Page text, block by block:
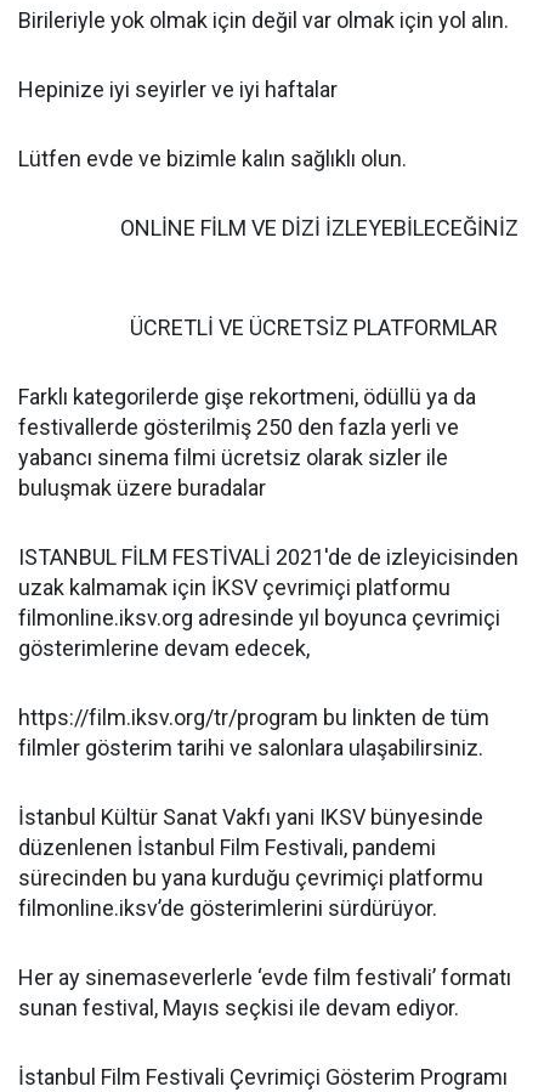
Birileriyle yok olmak için değil var olmak için yol alın.
Hepinize iyi seyirler ve iyi haftalar
Lütfen evde ve bizimle kalın sağlıklı olun.
ONLİNE FİLM VE DİZİ İZLEYEBİLECEĞİNİZ
ÜCRETLİ VE ÜCRETSİZ PLATFORMLAR
Farklı kategorilerde gişe rekortmeni, ödüllü ya da
festivallerde gösterilmiş 250 den fazla yerli ve
yabancı sinema filmi ücretsiz olarak sizler ile
buluşmak üzere buradalar
ISTANBUL FİLM FESTİVALİ 2021'de de izleyicisinden
uzak kalmamak için İKSV çevrimiçi platformu
filmonline.iksv.org adresinde yıl boyunca çevrimiçi
gösterimlerine devam edecek,
https://film.iksv.org/tr/program bu linkten de tüm
filmler gösterim tarihi ve salonlara ulaşabilirsiniz.
İstanbul Kültür Sanat Vakfı yani IKSV bünyesinde
düzenlenen İstanbul Film Festivali, pandemi
sürecinden bu yana kurduğu çevrimiçi platformu
filmonline.iksv’de gösterimlerini sürdürüyor.
Her ay sinemaseverlerle ‘evde film festivali’ formatı
sunan festival, Mayıs seçkisi ile devam ediyor.
İstanbul Film Festivali Çevrimiçi Gösterim Programı